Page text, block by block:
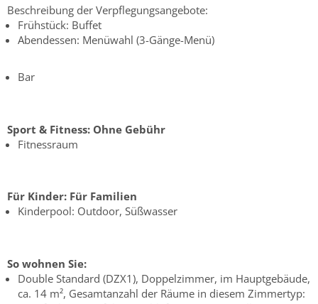
Beschreibung der Verpflegungsangebote:
Frühstück: Buffet
Abendessen: Menüwahl (3-Gänge-Menü)
Bar
Sport & Fitness: Ohne Gebühr
Fitnessraum
Für Kinder: Für Familien
Kinderpool: Outdoor, Süßwasser
So wohnen Sie:
Double Standard (DZX1), Doppelzimmer, im Hauptgebäude,
ca. 14 m², Gesamtanzahl der Räume in diesem Zimmertyp: